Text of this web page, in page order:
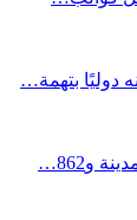
دوليًا بتهمة…